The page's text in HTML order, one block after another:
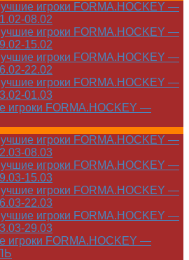
игроки FORMA.HOCKEY —
08.02
игроки FORMA.HOCKEY —
15.02
игроки FORMA.HOCKEY —
22.02
игроки FORMA.HOCKEY —
01.03
игроки FORMA.HOCKEY —
игроки FORMA.HOCKEY —
08.03
игроки FORMA.HOCKEY —
15.03
игроки FORMA.HOCKEY —
22.03
игроки FORMA.HOCKEY —
29.03
игроки FORMA.HOCKEY —